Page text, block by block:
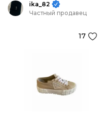
ika_82
Частный продавец
17